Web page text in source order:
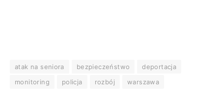
atak na seniora bezpieczeństwo
deportacja
monitoring
policja rozbój warszawa